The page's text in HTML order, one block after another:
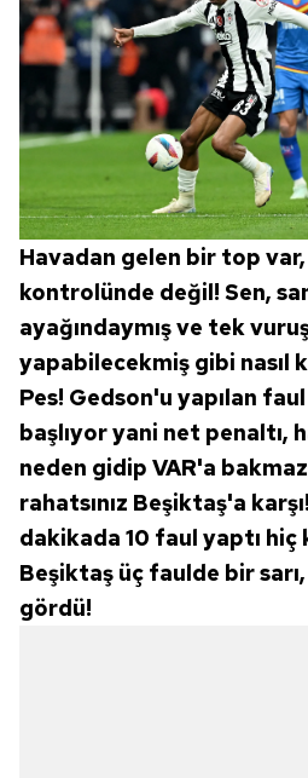
Havadan gelen bir top
kontrolünde değil! Sen,
ayağındaymış ve tek
yapabilecekmiş gibi nasıl
Pes! Gedson'u yapılan
başlıyor yani net penaltı,
neden gidip VAR'a
rahatsınız Beşiktaş'a
dakikada 10 faul yaptı
Beşiktaş üç faulde bir sarı,
gördü!